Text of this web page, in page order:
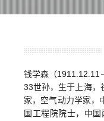
钱学森（1911.12.11
33世孙，生于上海，
家，空气动力学家，
国工程院院士，中